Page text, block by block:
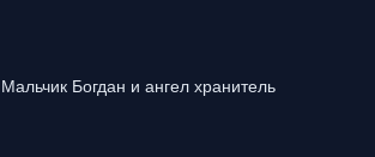
Mальчик Богдан и ангел хранитель